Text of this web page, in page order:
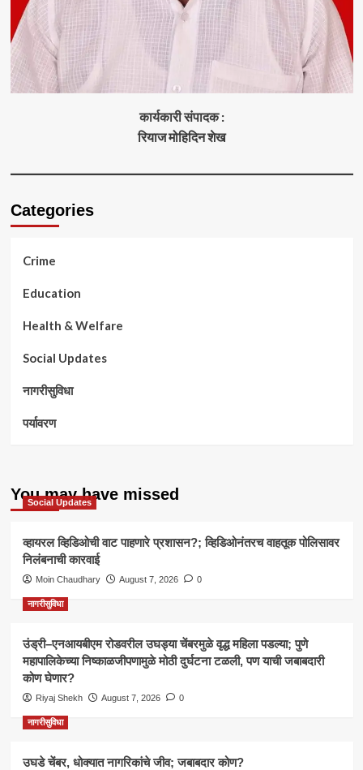
कार्यकारी संपादक :
रियाज मोहिदिन शेख
Categories
Crime
Education
Health & Welfare
Social Updates
नागरीसुविधा
पर्यावरण
You may have missed
Social Updates
व्हायरल व्हिडिओची वाट पाहणारे प्रशासन?; व्हिडिओनंतरच वाहतूक पोलिसावर
निलंबनाची कारवाई
Moin Chaudhary August 7, 2026 0
नागरीसुविधा
उंड्री–एनआयबीएम रोडवरील उघड्या चेंबरमुळे वृद्ध महिला पडल्या; पुणे
महापालिकेच्या निष्काळजीपणामुळे मोठी दुर्घटना टळली, पण याची जबाबदारी
कोण घेणार?
Riyaj Shekh August 7, 2026 0
नागरीसुविधा
उघडे चेंबर, धोक्यात नागरिकांचे जीव; जबाबदार कोण?